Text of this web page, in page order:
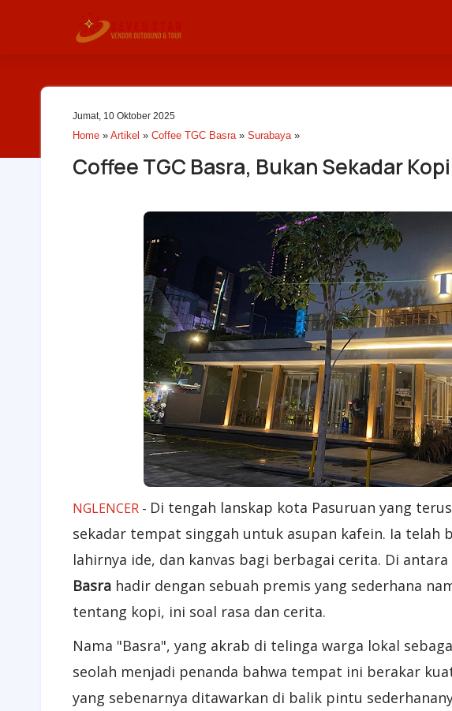
Jumat, 10 Oktober 2025
Home » Artikel » Coffee TGC Basra» Surabaya»
Coffee TGC Basra, Bukan Sekadar
NGLENCER - Di tengah lanskap kota Pasuruan yang
sekadar tempat singgah untuk asupan kafein. Ia telah
lahirnya ide, dan kanvas bagi berbagai cerita. Di
Basra hadir dengan sebuah premis yang sederhana
tentang kopi, ini soal rasa dan cerita.
Nama "Basra", yang akrab di telinga warga lokal
seolah menjadi penanda bahwa tempat ini berakar
yang sebenarnya ditawarkan di balik pintu